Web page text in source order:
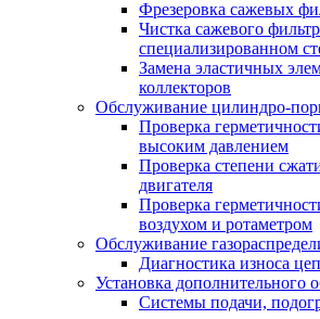
Фрезеровка сажевых
Чистка сажевого
специализированном
Замена эластичных
коллекторов
Обслуживание цилиндро-
Проверка
высоким давлением
Проверка степени
двигателя
Проверка
воздухом и ротаметром
Обслуживание
Диагностика износа
Установка дополнительного
Системы подачи,